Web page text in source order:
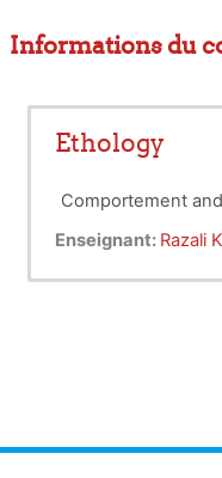
Informations du
Ethology
Comportement
Enseignant: Razali